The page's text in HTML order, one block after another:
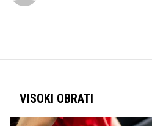
VISOKI OBRATI